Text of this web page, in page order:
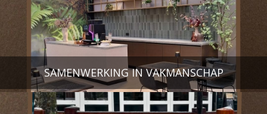
SAMENWERKING IN VAKMANSCHAP